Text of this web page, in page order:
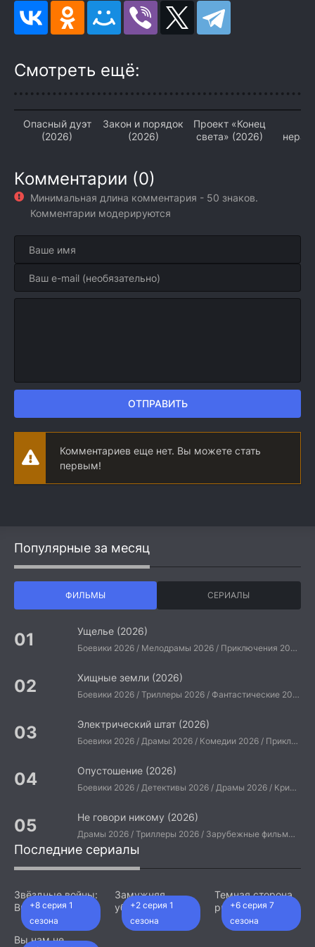
Смотреть ещё:
Опасный дуэт
(2026)
Закон и порядок
(2026)
Проект «Конец
света» (2026)
Комментарии (0)
Минимальная длина комментария - 50 знаков.
Комментарии модерируются
ОТПРАВИТЬ
Комментариев еще нет. Вы можете стать
первым!
Популярные за месяц
ФИЛЬМЫ СЕРИАЛЫ
Ущелье (2026)
Боевики 2026 / Мелодрамы 2026 / Приключения 2026 / Ужасы 2026 / Фантастические 2026 / Зарубежные фильмы 2026 / Американские фильмы / Фильмы 2026
Хищные земли (2026)
Боевики 2026 / Триллеры 2026 / Фантастические 2026 / Зарубежные фильмы 2026 / Американские фильмы / Фильмы 2026
Электрический штат (2026)
Боевики 2026 / Драмы 2026 / Комедии 2026 / Приключения 2026 / Фантастические 2026 / Зарубежные фильмы 2026 / Американские фильмы / Фильмы 2026
Опустошение (2026)
Боевики 2026 / Детективы 2026 / Драмы 2026 / Криминальные фильмы 2026 / Триллеры 2026 / Зарубежные фильмы 2026 / Американские фильмы / Фильмы 2026
Не говори никому (2026)
Драмы 2026 / Триллеры 2026 / Зарубежные фильмы 2026 / Американские фильмы / Фильмы 2026
Последние сериалы
+8 серия 1
сезона
Звёздные войны:
Видения.
Девятый джедай
(2026)
+2 серия 1
сезона
Замужняя
убийца (2026)
+6 серия 7
сезона
Темная сторона
ринга (2026)
Вы нам не